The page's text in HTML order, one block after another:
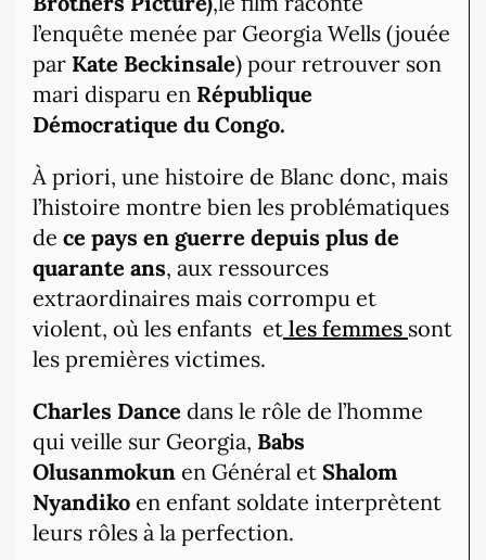
l’enquête menée par Georgia Wells (jouée
par Kate Beckinsale) pour retrouver son
mari disparu en République
Démocratique du Congo.
À priori, une histoire de Blanc donc, mais
l’histoire montre bien les problématiques
de ce pays en guerre depuis plus de
quarante ans, aux ressources
extraordinaires mais corrompu et
violent, où les enfants et les femmes sont
les premières victimes.
Charles Dance dans le rôle de l’homme
qui veille sur Georgia, Babs
Olusanmokun en Général et Shalom
Nyandiko en enfant soldate interprètent
leurs rôles à la perfection.